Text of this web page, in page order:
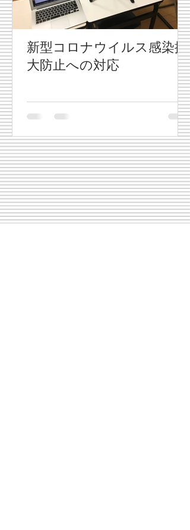
新型コロナウイルス感染拡
大防止への対応